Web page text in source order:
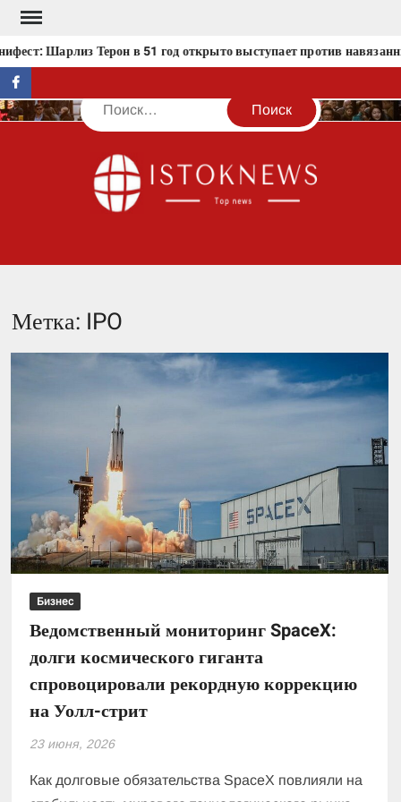
Перейти
содержимому
Шарлиз Терон в 51 год открыто выступает против
facebook
Поиск
Метка: IPO
Бизнес
Ведомственный мониторинг SpaceX:
долги космического гиганта
спровоцировали рекордную коррекцию
на Уолл-стрит
23 июня, 2026
Как долговые обязательства SpaceX повлияли на